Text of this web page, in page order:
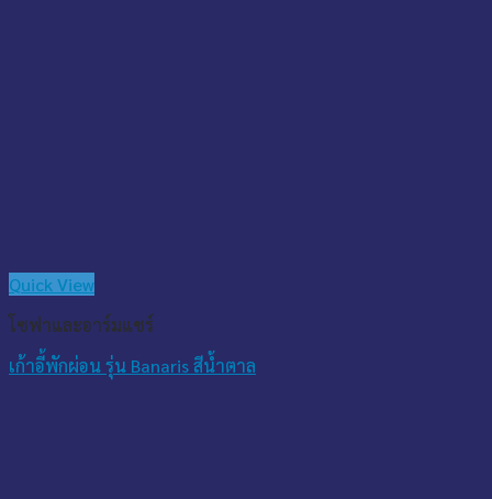
Quick View
โซฟาและอาร์มแชร์
เก้าอี้พักผ่อน รุ่น Banaris สีน้ำตาล